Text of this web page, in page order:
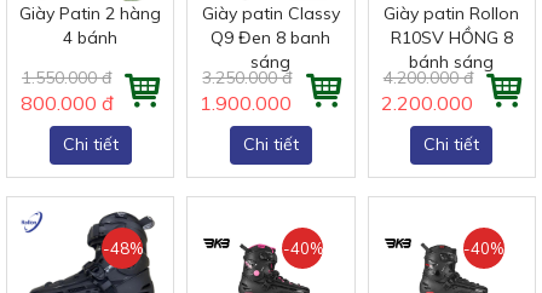
Giày Patin 2 hàng
4 bánh
1.550.000 đ
800.000 đ
Chi tiết
Giày patin Classy
Q9 Đen 8 banh
sáng
3.250.000 đ
1.900.000 đ
Chi tiết
Giày patin Rollon
R10SV HỒNG 8
bánh sáng
4.200.000 đ
2.200.000 đ
Chi tiết
-48% -40% -40%